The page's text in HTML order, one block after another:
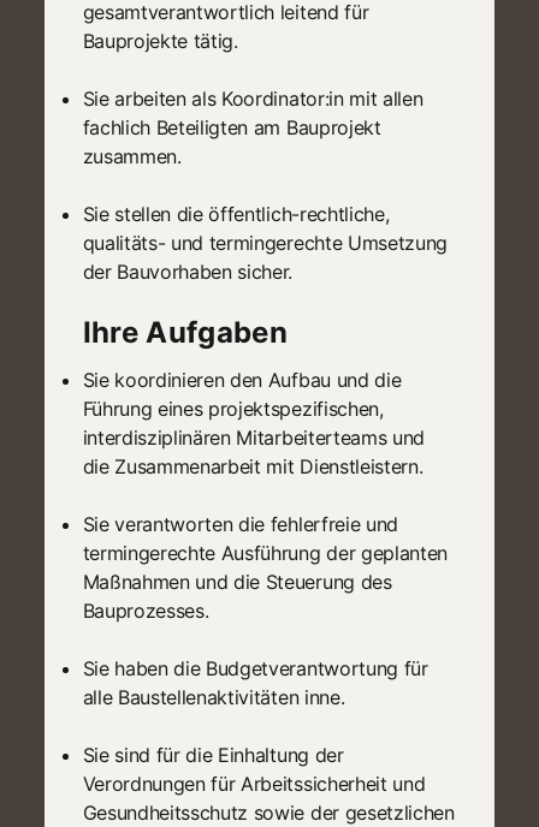
gesamtverantwortlich leitend für
Bauprojekte tätig.
Sie arbeiten als Koordinator:in mit allen
fachlich Beteiligten am Bauprojekt
zusammen.
Sie stellen die öffentlich-rechtliche,
qualitäts- und termingerechte Umsetzung
der Bauvorhaben sicher.
Ihre Aufgaben
Sie koordinieren den Aufbau und die
Führung eines projektspezifischen,
interdisziplinären Mitarbeiterteams und
die Zusammenarbeit mit Dienstleistern.
Sie verantworten die fehlerfreie und
termingerechte Ausführung der geplanten
Maßnahmen und die Steuerung des
Bauprozesses.
Sie haben die Budgetverantwortung für
alle Baustellenaktivitäten inne.
Sie sind für die Einhaltung der
Verordnungen für Arbeitssicherheit und
Gesundheitsschutz sowie der gesetzlichen